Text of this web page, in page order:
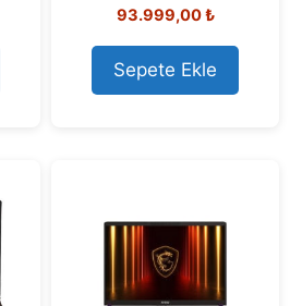
o
t
o
f
5
93.999,00₺
Sepete Ekle